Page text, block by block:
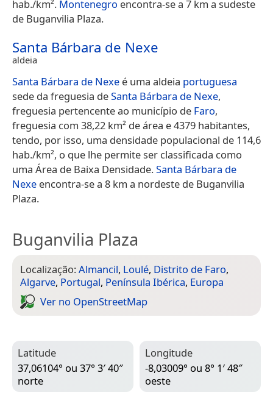
hab./km². Montenegro encontra-se a 7 km a sudeste
de Buganvilia Plaza.
Santa Bárbara de Nexe
aldeia
Santa Bárbara de Nexe é uma aldeia portuguesa
sede da freguesia deSanta Bárbara de Nexe,
freguesia pertencente ao município de Faro,
freguesia com 38,22 km² de área e 4379 habitantes,
tendo, por isso, uma densidade populacional de 114,6
hab./km², o que lhe permite ser classificada como
uma Área de Baixa Densidade.Santa Bárbara de
Nexe encontra-se a 8 km a nordeste de Buganvilia
Plaza.
Buganvilia Plaza
Localização:Almancil, Loulé, Distrito de Faro,
Algarve, Portugal, Península Ibérica, Europa
Ver no Open­Street­Map
Latitude
37,06104° ou 37° 3′ 40″
norte
Longitude
-8,03009° ou 8° 1′ 48″
oeste